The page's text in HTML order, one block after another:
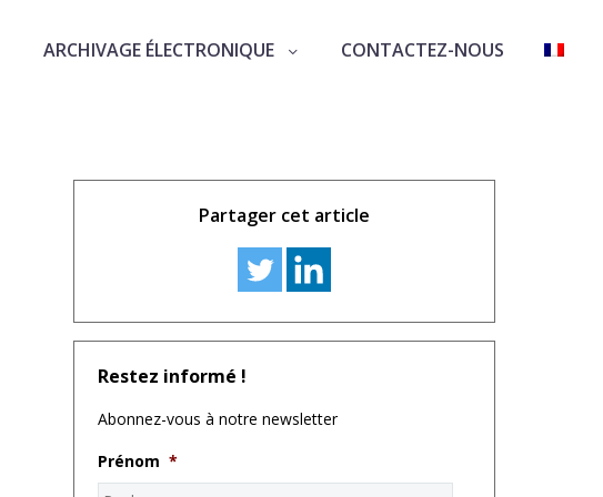
ARCHIVAGE ÉLECTRONIQUE CONTACTEZ-NOUS
Partager cet article
Restez informé !
Abonnez-vous à notre newsletter
Prénom *